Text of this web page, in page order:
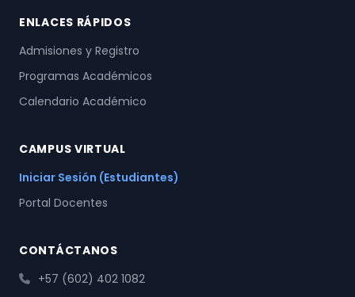
ENLACES RÁPIDOS
Admisiones y Registro
Programas Académicos
Calendario Académico
CAMPUS VIRTUAL
Iniciar Sesión (Estudiantes)
Portal Docentes
CONTÁCTANOS
+57 (602) 402 1082